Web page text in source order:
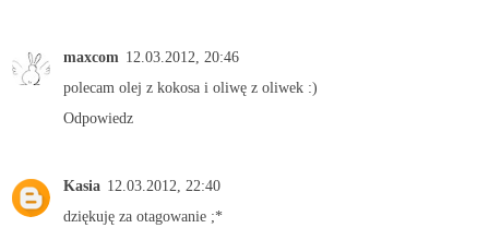
maxcom 12.03.2012, 20:46
polecam olej z kokosa i oliwę z oliwek :)
Odpowiedz
Kasia 12.03.2012, 22:40
dziękuję za otagowanie ;*